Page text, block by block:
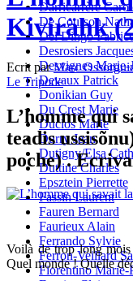
Darricarrère
De Courson
Del Dingo
Desrosiers
Desvignes Marie-
Devaux Patrick
Donikian Guy
Du Crest Marie
Duclos Marie
Durry Jean
Dutigny/Elsa
Duttine Charles
Epsztein Pierrette
Fassin Laurent
Fauren Bernard
Faurieux Alain
Ferrando Sylvie
Ferron-Veillard
Fiorentino Marie-
Kivirähk
Ecrit parMarc
Le Tripode
L’homme qui
teadis
poche) .
Voilà de trop long
Quel monde ! Quelle